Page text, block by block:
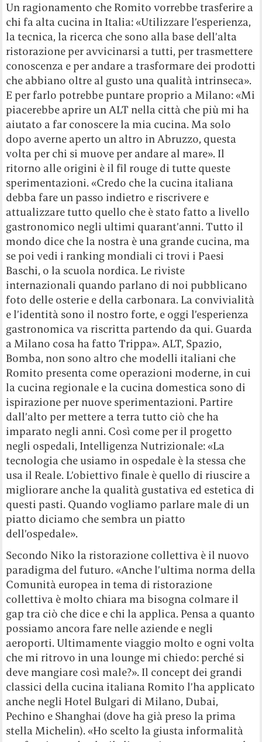
Un ragionamento che Romito vorrebbe trasferire a
chi fa alta cucina in Italia: «Utilizzare l’esperienza,
la tecnica, la ricerca che sono alla base dell’alta
ristorazione per avvicinarsi a tutti, per trasmettere
conoscenza e per andare a trasformare dei prodotti
che abbiano oltre al gusto una qualità intrinseca».
E per farlo potrebbe puntare proprio a Milano: «Mi
piacerebbe aprire un ALT nella città che più mi ha
aiutato a far conoscere la mia cucina. Ma solo
dopo averne aperto un altro in Abruzzo, questa
volta per chi si muove per andare al mare». Il
ritorno alle origini è il fil rouge di tutte queste
sperimentazioni. «Credo che la cucina italiana
debba fare un passo indietro e riscrivere e
attualizzare tutto quello che è stato fatto a livello
gastronomico negli ultimi quarant’anni. Tutto il
mondo dice che la nostra è una grande cucina, ma
se poi vedi i ranking mondiali ci trovi i Paesi
Baschi, o la scuola nordica. Le riviste
internazionali quando parlano di noi pubblicano
foto delle osterie e della carbonara. La convivialità
e l’identità sono il nostro forte, e oggi l’esperienza
gastronomica va riscritta partendo da qui. Guarda
a Milano cosa ha fatto Trippa». ALT, Spazio,
Bomba, non sono altro che modelli italiani che
Romito presenta come operazioni moderne, in cui
la cucina regionale e la cucina domestica sono di
ispirazione per nuove sperimentazioni. Partire
dall’alto per mettere a terra tutto ciò che ha
imparato negli anni. Così come per il progetto
negli ospedali, Intelligenza Nutrizionale: «La
tecnologia che usiamo in ospedale è la stessa che
usa il Reale. L’obiettivo finale è quello di riuscire a
migliorare anche la qualità gustativa ed estetica di
questi pasti. Quando vogliamo parlare male di un
piatto diciamo che sembra un piatto
dell’ospedale».
Secondo Niko la ristorazione collettiva è il nuovo
paradigma del futuro. «Anche l’ultima norma della
Comunità europea in tema di ristorazione
collettiva è molto chiara ma bisogna colmare il
gap tra ciò che dice e chi la applica. Pensa a quanto
possiamo ancora fare nelle aziende e negli
aeroporti. Ultimamente viaggio molto e ogni volta
che mi ritrovo in una lounge mi chiedo: perché si
deve mangiare così male?». Il concept dei grandi
classici della cucina italiana Romito l’ha applicato
anche negli Hotel Bulgari di Milano, Dubai,
Pechino e Shanghai (dove ha già preso la prima
stella Michelin). «Ho scelto la giusta informalità